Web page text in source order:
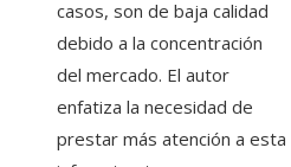
casos, son de baja calidad
debido a la concentración
del mercado. El autor
enfatiza la necesidad de
prestar más atención a esta